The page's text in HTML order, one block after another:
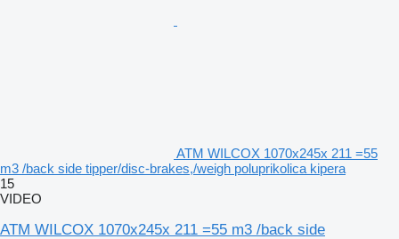
ATM WILCOX 1070x245x 211 =55
m3 /back side tipper/disc-brakes,/weigh poluprikolica kipera
15
VIDEO
ATM WILCOX 1070x245x 211 =55 m3 /back side